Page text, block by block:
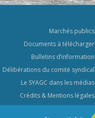
Marchés publics
Documents à télécharger
Bulletins d’information
Délibérations du comité syndical
Le SYAGC dans les médias
Crédits & Mentions légales